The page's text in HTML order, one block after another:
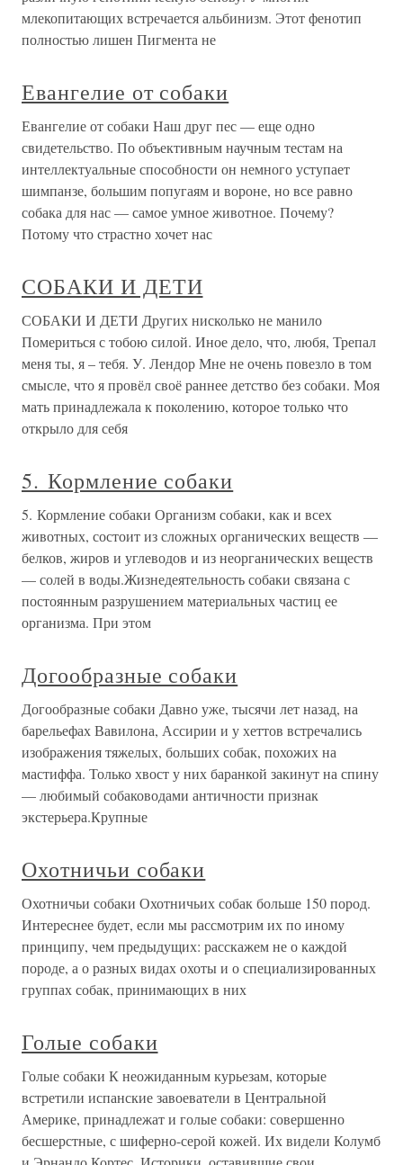
млекопитающих встречается альбинизм. Этот фенотип
полностью лишен Пигмента не
Евангелие от собаки
Евангелие от собаки Наш друг пес — еще одно
свидетельство. По объективным научным тестам на
интеллектуальные способности он немного уступает
шимпанзе, большим попугаям и вороне, но все равно
собака для нас — самое умное животное. Почему?
Потому что страстно хочет нас
СОБАКИ И ДЕТИ
СОБАКИ И ДЕТИ Других нисколько не манило
Помериться с тобою силой. Иное дело, что, любя, Трепал
меня ты, я – тебя. У. Лендор Мне не очень повезло в том
смысле, что я провёл своё раннее детство без собаки. Моя
мать принадлежала к поколению, которое только что
открыло для себя
5. Кормление собаки
5. Кормление собаки Организм собаки, как и всех
животных, состоит из сложных органических веществ —
белков, жиров и углеводов и из неорганических веществ
— солей в воды.Жизнедеятельность собаки связана с
постоянным разрушением материальных частиц ее
организма. При этом
Догообразные собаки
Догообразные собаки Давно уже, тысячи лет назад, на
барельефах Вавилона, Ассирии и у хеттов встречались
изображения тяжелых, больших собак, похожих на
мастиффа. Только хвост у них баранкой закинут на спину
— любимый собаководами античности признак
экстерьера.Крупные
Охотничьи собаки
Охотничьи собаки Охотничьих собак больше 150 пород.
Интереснее будет, если мы рассмотрим их по иному
принципу, чем предыдущих: расскажем не о каждой
породе, а о разных видах охоты и о специализированных
группах собак, принимающих в них
Голые собаки
Голые собаки К неожиданным курьезам, которые
встретили испанские завоеватели в Центральной
Америке, принадлежат и голые собаки: совершенно
бесшерстные, с шиферно-серой кожей. Их видели Колумб